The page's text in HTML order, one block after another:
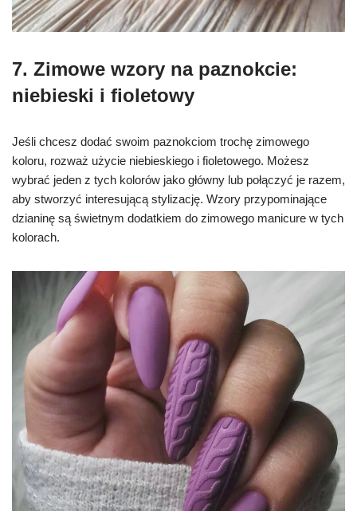
7. Zimowe wzory na paznokcie:
niebieski i fioletowy
Jeśli chcesz dodać swoim paznokciom trochę zimowego
koloru, rozważ użycie niebieskiego i fioletowego. Możesz
wybrać jeden z tych kolorów jako główny lub połączyć je razem,
aby stworzyć interesującą stylizację. Wzory przypominające
dzianinę są świetnym dodatkiem do zimowego manicure w tych
kolorach.